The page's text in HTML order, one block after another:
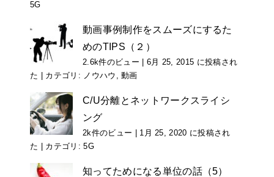
5G
動画事例制作をスムーズにするた
めのTIPS（２）
2.6k件のビュー | 6月 25, 2015 に投稿され
た | カテゴリ: ノウハウ ,動画
C/U分離とネットワークスライシ
ング
2k件のビュー | 1月 25, 2020 に投稿され
た | カテゴリ:5G
知ってためになる単位の話（5）